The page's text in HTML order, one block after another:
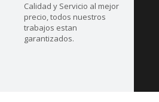
Calidad y Servicio al mejor
precio, todos nuestros
trabajos estan
garantizados.